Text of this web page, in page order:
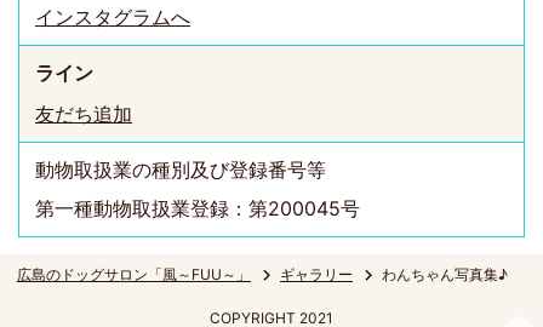
インスタグラムへ
ライン
友だち追加
動物取扱業の種別及び登録番号等
第一種動物取扱業登録：第200045号
広島のドッグサロン「風～FUU～」 ギャラリー わんちゃん写真集♪
COPYRIGHT 2021